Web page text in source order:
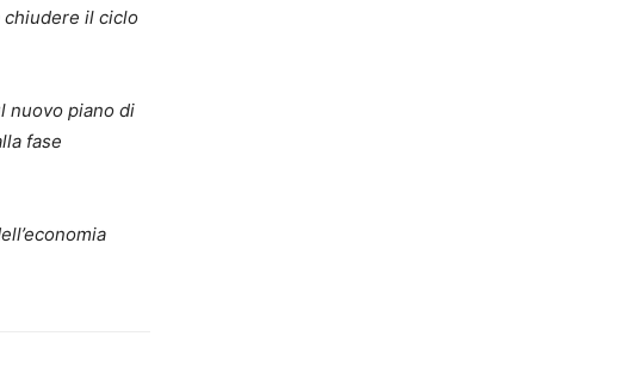
chiudere il ciclo
nuovo piano di
fase